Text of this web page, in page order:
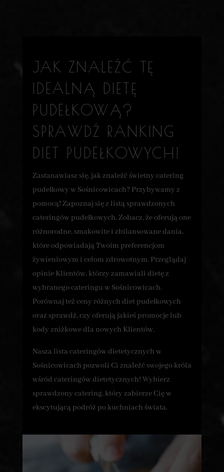
JAK ZNALEŹĆ TĘ
IDEALNĄ DIETĘ
PUDEŁKOWĄ?
SPRAWDŹ RANKING
DIET PUDEŁKOWYCH!
Zastanawiasz się, jak znaleźć świetny catering
pudełkowy w Sośnicowicach? Przybywamy z
pomocą! Zapoznaj się z listą sprawdzonych
cateringów pudełkowych. Zobacz, że oferują one
różnorodne, smakowite i zbilansowane dania,
które odpowiadają Twoim preferencjom
żywieniowym i celom zdrowotnym. Przeglądaj
opinie Klientów, którzy zamawiali dietę z
wybranego cateringu w Sośnicowicach.
Porównaj też ceny różnych diet pudełkowych
oraz sprawdź, czy oferują jakieś promocje lub
kody zniżkowe dla nowych Klientów.
Nasza lista cateringów dietetycznych w
Sośnicowicach pozwoli Ci znaleźć swojego króla
wśród cateringów dietetycznych! Wybierz
sprawdzony catering, który zabierze Cię w
ekscytującą podróż po kuchniach świata.